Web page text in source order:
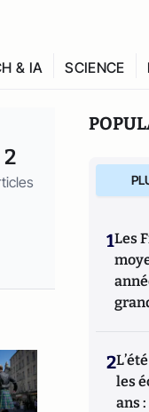
& IA SCIENCE
2
1Les
2
les
ans